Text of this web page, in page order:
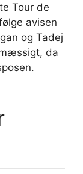
Tour de
avisen
og Tadej
da